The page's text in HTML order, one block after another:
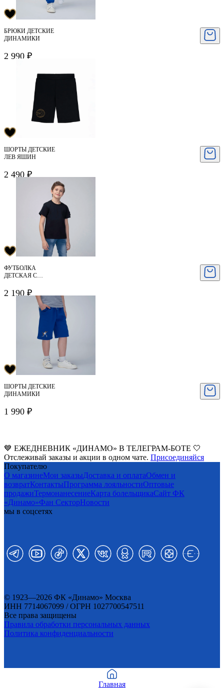
БРЮКИ ДЕТСКИЕ
ДИНАМИКИ
2 990 ₽
ШОРТЫ ДЕТСКИЕ
ЛЕВ ЯШИН
2 490 ₽
ФУТБОЛКА
ДЕТСКАЯ С
2 190 ₽
ШОРТЫ ДЕТСКИЕ
ДИНАМИКИ
1 990 ₽
💙 ЕЖЕДНЕВНИК «ДИНАМО» В ТЕЛЕГРАМ-БОТЕ 🤍
Отслеживай заказы и акции в одном чате. Присоединяйся
Покупателю
О магазинеМои заказыДоставка и оплатаОбмен и
возвратКонтактыПрограмма лояльностиОптовые
продажиТермонанесениеКарта болельщикаСайт ФК
«Динамо»Фан CекторНовости
мы в соцсетях
© 1923—2026 ФК «Динамо» Москва
ИНН 7714067099 / ОГРН 1027700547511
Все права защищены
Правила обработки персональных данных
Политика конфиденциальности
Главная